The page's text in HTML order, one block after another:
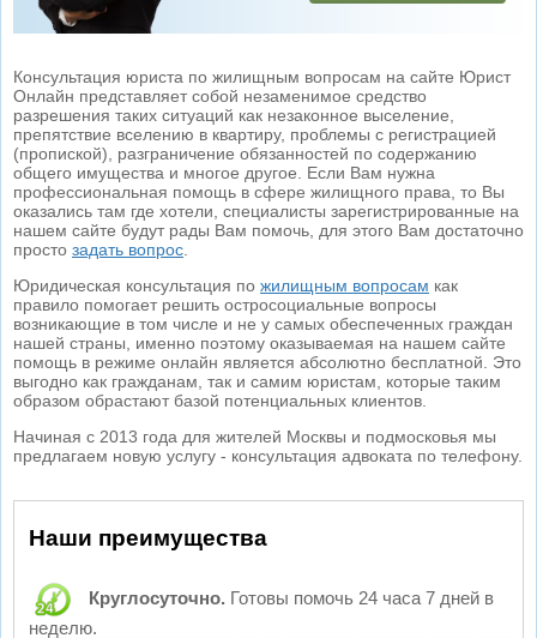
Консультация юриста по жилищным вопросам на сайте Юрист
Онлайн представляет собой незаменимое средство
разрешения таких ситуаций как незаконное выселение,
препятствие вселению в квартиру, проблемы с регистрацией
(пропиской), разграничение обязанностей по содержанию
общего имущества и многое другое. Если Вам нужна
профессиональная помощь в сфере жилищного права, то Вы
оказались там где хотели, специалисты зарегистрированные на
нашем сайте будут рады Вам помочь, для этого Вам достаточно
просто задать вопрос
Юридическая консультация по жилищным вопросам как
правило помогает решить остросоциальные вопросы
возникающие в том числе и не у самых обеспеченных граждан
нашей страны, именно поэтому оказываемая на нашем сайте
помощь в режиме онлайн является абсолютно бесплатной. Это
выгодно как гражданам, так и самим юристам, которые таким
образом обрастают базой потенциальных клиентов.
Начиная с 2013 года для жителей Москвы и подмосковья мы
предлагаем новую услугу - консультация адвоката по телефону.
Наши преимущества
Круглосуточно. Готовы помочь 24 часа 7 дней в
неделю.